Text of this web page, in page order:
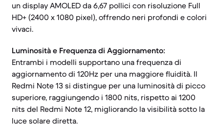
un display AMOLED da 6,67 pollici con risoluzione Full
HD+ (2400 x 1080 pixel), offrendo neri profondi e colori
vivaci.
Luminosità e Frequenza di Aggiornamento:
Entrambi i modelli supportano una frequenza di
aggiornamento di 120Hz per una maggiore fluidità. Il
Redmi Note 13 si distingue per una luminosità di picco
superiore, raggiungendo i 1800 nits, rispetto ai 1200
nits del Redmi Note 12, migliorando la visibilità sotto la
luce solare diretta.